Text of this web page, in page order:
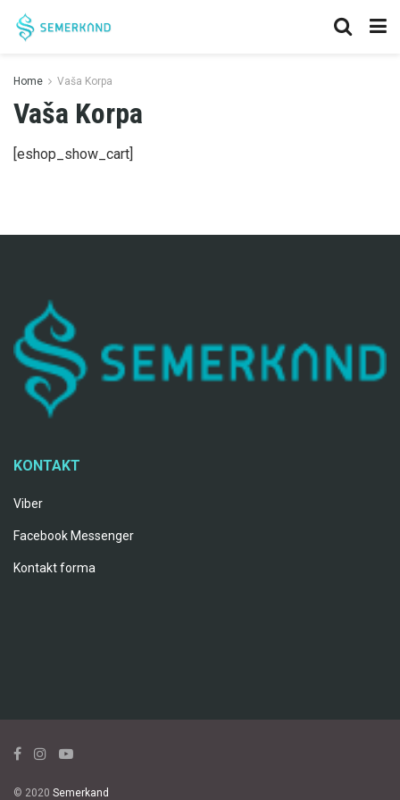
Home Vaša Korpa
Vaša Korpa
[eshop_show_cart]
KONTAKT
Viber
Facebook Messenger
Kontakt forma
© 2020 Semerkand